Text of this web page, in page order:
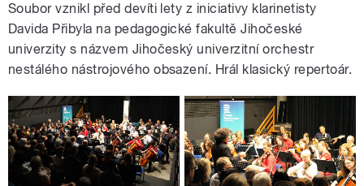
Soubor vznikl před devíti lety z iniciativy klarinetisty
Davida Přibyla na pedagogické fakultě Jihočeské
univerzity s názvem Jihočeský univerzitní orchestr
nestálého nástrojového obsazení. Hrál klasický repertoár.